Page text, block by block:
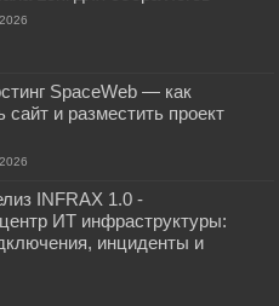
SpaceWeb — как
сайт и разместить проект
INFRAX 1.0 -
ИТ инфраструктуры:
инциденты и